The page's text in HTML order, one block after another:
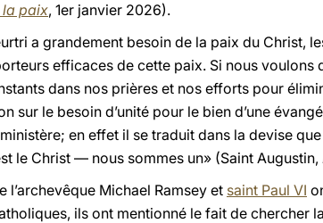
la paix, 1er janvier 2026).
a grandement besoin de la paix du Christ,
efficaces de cette paix. Si nous
dans nos prières et nos efforts pour
sur le besoin d’unité pour le bien d’une
en effet il se traduit dans la devise
le Christ — nous sommes un» (Saint Augustin,
l’archevêque Michael Ramsey et saint Paul VI
ils ont mentionné le fait de chercher